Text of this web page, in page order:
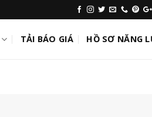
TẢI BÁO GIÁ HỒ SƠ NĂNG